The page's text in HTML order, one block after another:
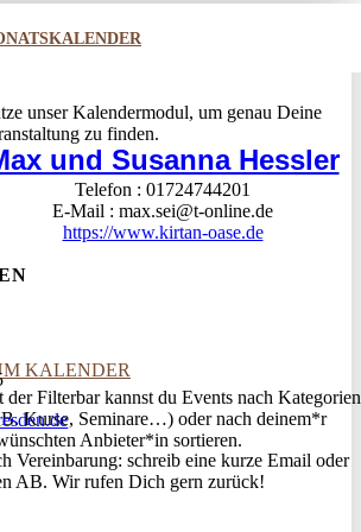
unser Kalendermodul, um genau Deine
zu finden.
KALENDER
der Filterbar kannst du Events nach Kategorien
Kurse, Seminare…) oder nach deinem*r
Anbieter*in sortieren.
und Susanna Hessler
Telefon
01724744201
E-Mail
max.sei@t-online.de
https://www.kirtan-oase.de
Vereinbarung: schreib eine kurze Email oder
AB. Wir rufen Dich gern zurück!